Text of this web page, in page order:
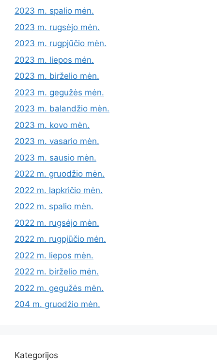
2023 m. spalio mėn.
2023 m. rugsėjo mėn.
2023 m. rugpjūčio mėn.
2023 m. liepos mėn.
2023 m. birželio mėn.
2023 m. gegužės mėn.
2023 m. balandžio mėn.
2023 m. kovo mėn.
2023 m. vasario mėn.
2023 m. sausio mėn.
2022 m. gruodžio mėn.
2022 m. lapkričio mėn.
2022 m. spalio mėn.
2022 m. rugsėjo mėn.
2022 m. rugpjūčio mėn.
2022 m. liepos mėn.
2022 m. birželio mėn.
2022 m. gegužės mėn.
204 m. gruodžio mėn.
Kategorijos